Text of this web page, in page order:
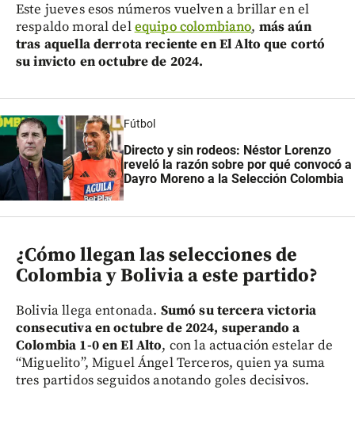
Este jueves esos números vuelven a brillar en el
respaldo moral delequipo colombiano, más aún
tras aquella derrota reciente en El Alto que cortó
su invicto en octubre de 2024.
Fútbol
Directo y sin rodeos: Néstor Lorenzo
reveló la razón sobre por qué convocó a
Dayro Moreno a la Selección Colombia
¿Cómo llegan las selecciones de
Colombia y Bolivia a este partido?
Bolivia llega entonada. Sumó su tercera victoria
consecutiva en octubre de 2024, superando a
Colombia 1-0 en El Alto, con la actuación estelar de
“Miguelito”, Miguel Ángel Terceros, quien ya suma
tres partidos seguidos anotando goles decisivos.